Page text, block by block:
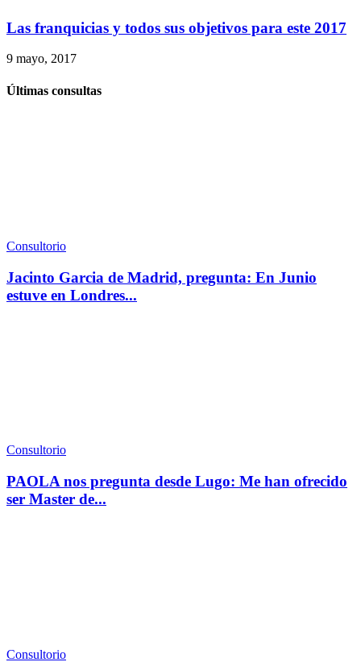
Las franquicias y todos sus objetivos para este 2017
9 mayo, 2017
Últimas consultas
Consultorio
Jacinto Garcia de Madrid, pregunta: En Junio
estuve en Londres...
Consultorio
PAOLA nos pregunta desde Lugo: Me han ofrecido
ser Master de...
Consultorio